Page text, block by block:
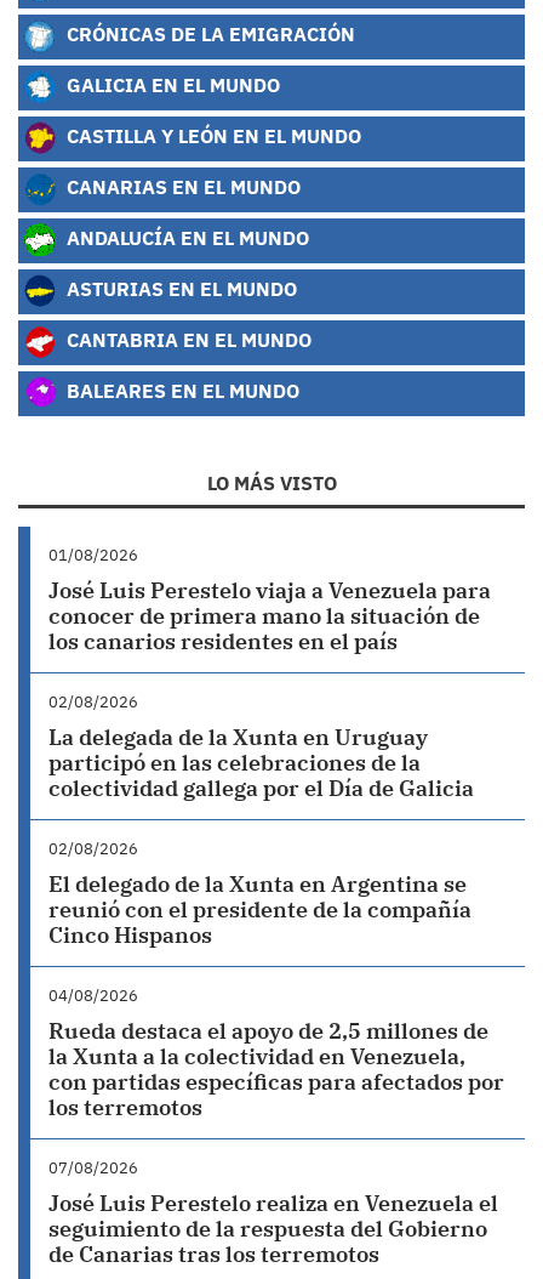
CRÓNICAS DE LA EMIGRACIÓN
GALICIA EN EL MUNDO
CASTILLA Y LEÓN EN EL MUNDO
CANARIAS EN EL MUNDO
ANDALUCÍA EN EL MUNDO
ASTURIAS EN EL MUNDO
CANTABRIA EN EL MUNDO
BALEARES EN EL MUNDO
LO MÁS VISTO
01/08/2026
José Luis Perestelo viaja a Venezuela para
conocer de primera mano la situación de
los canarios residentes en el país
02/08/2026
La delegada de la Xunta en Uruguay
participó en las celebraciones de la
colectividad gallega por el Día de Galicia
02/08/2026
El delegado de la Xunta en Argentina se
reunió con el presidente de la compañía
Cinco Hispanos
04/08/2026
Rueda destaca el apoyo de 2,5 millones de
la Xunta a la colectividad en Venezuela,
con partidas específicas para afectados por
los terremotos
07/08/2026
José Luis Perestelo realiza en Venezuela el
seguimiento de la respuesta del Gobierno
de Canarias tras los terremotos